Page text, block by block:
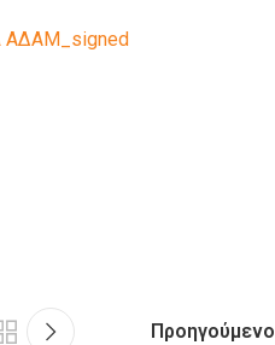
ΑΔΑΜ_signed
Προηγούμενο